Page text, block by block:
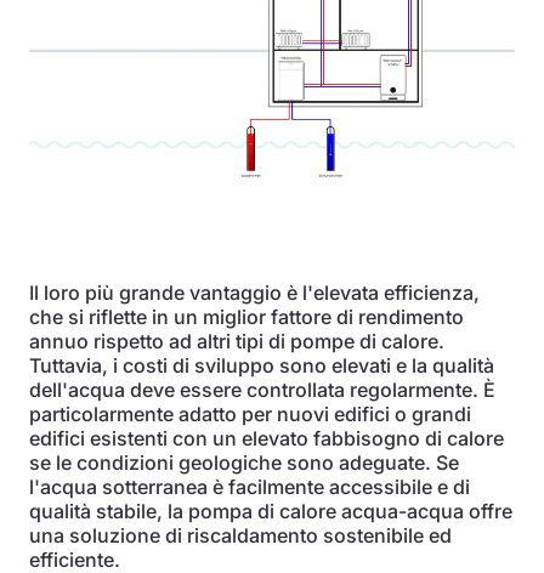
Il loro più grande vantaggio è l'elevata efficienza,
che si riflette in un miglior fattore di rendimento
annuo rispetto ad altri tipi di pompe di calore.
Tuttavia, i costi di sviluppo sono elevati e la qualità
dell'acqua deve essere controllata regolarmente. È
particolarmente adatto per nuovi edifici o grandi
edifici esistenti con un elevato fabbisogno di calore
se le condizioni geologiche sono adeguate. Se
l'acqua sotterranea è facilmente accessibile e di
qualità stabile, la pompa di calore acqua-acqua offre
una soluzione di riscaldamento sostenibile ed
efficiente.